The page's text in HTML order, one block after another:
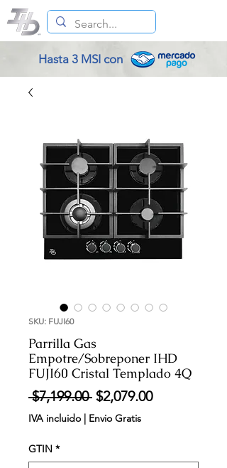
Hasta 3 MSI con
SKU: FUJI60
Parrilla Gas
Empotre/Sobreponer IHD
FUJI60 Cristal Templado 4Q
$7,199.00 Precio
$2,079.00Precio
IVA incluido Envio Gratis
GTIN *